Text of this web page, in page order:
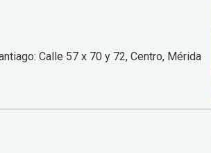
Calle 57 x 70 y 72, Centro, Mérida